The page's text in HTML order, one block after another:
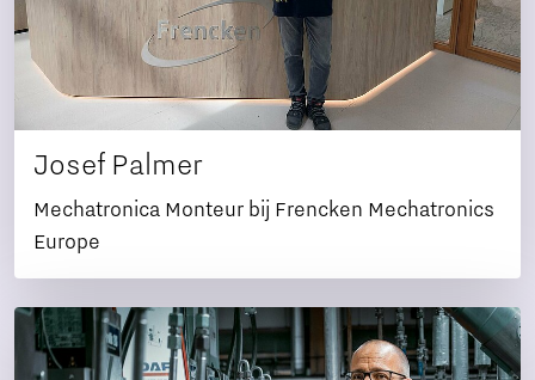
Josef Palmer
Mechatronica Monteur bij Frencken Mechatronics
Europe